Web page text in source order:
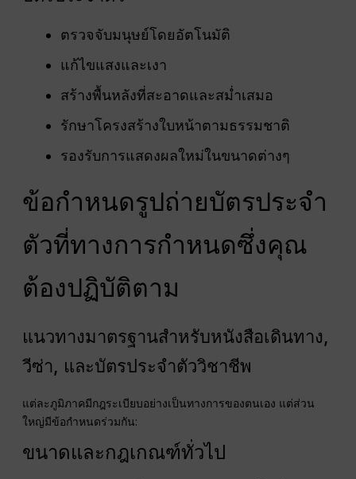
ตรวจจับมนุษย์โดยอัตโนมัติ
แก้ไขแสงและเงา
สร้างพื้นหลังที่สะอาดและสม่ำเสมอ
รักษาโครงสร้างใบหน้าตามธรรมชาติ
รองรับการแสดงผลใหม่ในขนาดต่างๆ
ข้อกำหนดรูปถ่ายบัตรประจำ
ตัวที่ทางการกำหนดซึ่งคุณ
ต้องปฏิบัติตาม
แนวทางมาตรฐานสำหรับหนังสือเดินทาง,
วีซ่า, และบัตรประจำตัววิชาชีพ
แต่ละภูมิภาคมีกฎระเบียบอย่างเป็นทางการของตนเอง แต่ส่วน
ใหญ่มีข้อกำหนดร่วมกัน:
ขนาดและกฎเกณฑ์ทั่วไป